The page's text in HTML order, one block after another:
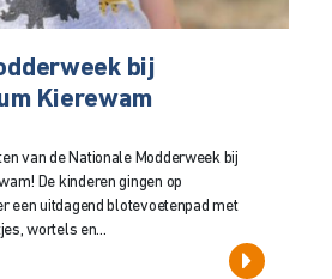
bij
Kierewam
van de Nationale Modderweek bij
De kinderen gingen op
een uitdagend blotevoetenpad met
wortels en...